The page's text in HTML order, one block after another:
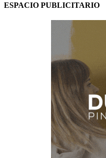
ESPACIO PUBLICITARIO